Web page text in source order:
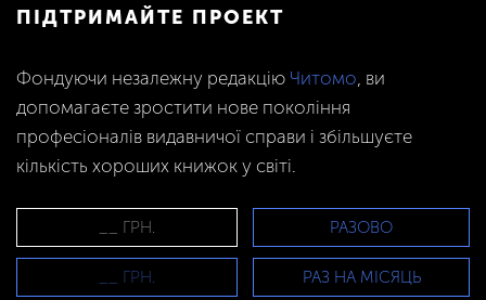
ПІДТРИМАЙТЕ ПРОЕКТ
Фондуючи незалежну редакцію Читомо, ви
допомагаєте зростити нове покоління
професіоналів видавничої справи і збільшуєте
кількість хороших книжок у світі.
РАЗОВО
РАЗ НА МІСЯЦЬ